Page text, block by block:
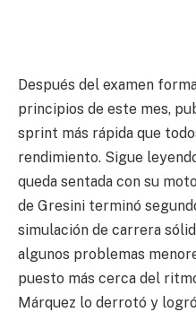
Después del examen
principios de este mes,
sprint más rápida que
rendimiento. Sigue
queda sentada con su
de Gresini terminó
simulación de carrera
algunos problemas
puesto más cerca del
Márquez lo derrotó y